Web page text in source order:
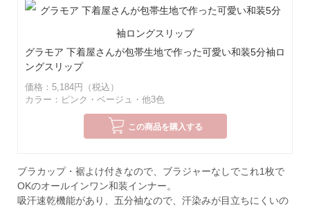
グラモア 下着屋さんが包帯生地で作った可愛い和装5分袖ロ
ングスリップ
価格：5,184円（税込）
カラー：ピンク・ベージュ・他3色
この商品を購入する
ブラカップ・裾よけ付きなので、ブラジャーなしでこれ1枚で
OKのオールインワン和装インナー。
吸汗速乾機能があり、五分袖なので、汗染みが目立ちにくいの